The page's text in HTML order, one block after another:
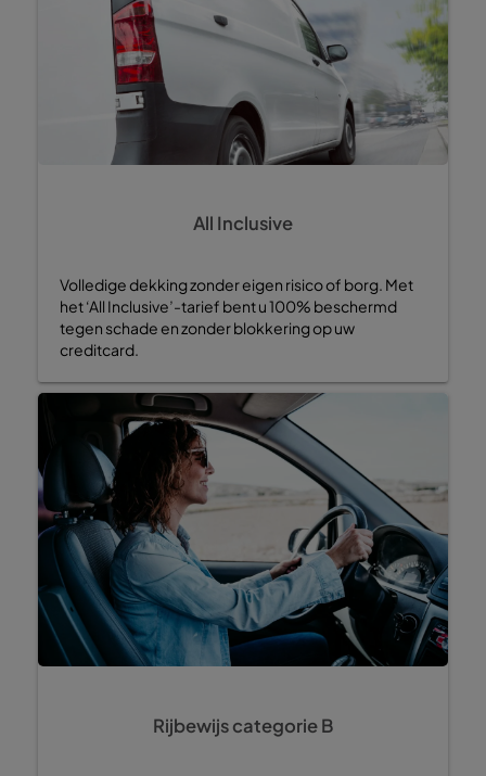
All Inclusive
Volledige dekking zonder eigen risico of borg. Met
het ‘All Inclusive’-tarief bent u 100% beschermd
tegen schade en zonder blokkering op uw
creditcard.
Rijbewijs categorie B